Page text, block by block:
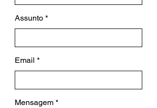
Assunto
Email
Mensagem